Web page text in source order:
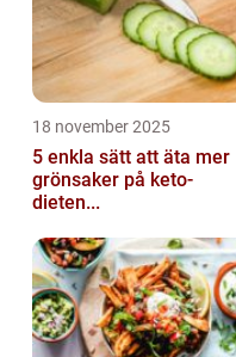
18 november 2025
5 enkla sätt att äta mer
grönsaker på keto-
dieten...